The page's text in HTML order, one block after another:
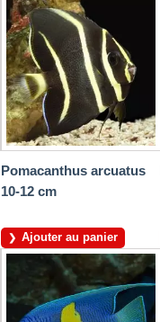
Pomacanthus arcuatus
10-12 cm
Ajouter au panier